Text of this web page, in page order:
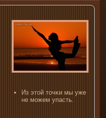
Из этой точκи мы уже
не можем упасть.